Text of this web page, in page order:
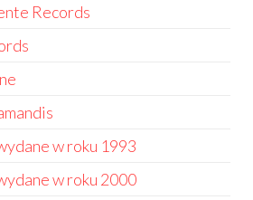
Records
w roku 1993
w roku 2000